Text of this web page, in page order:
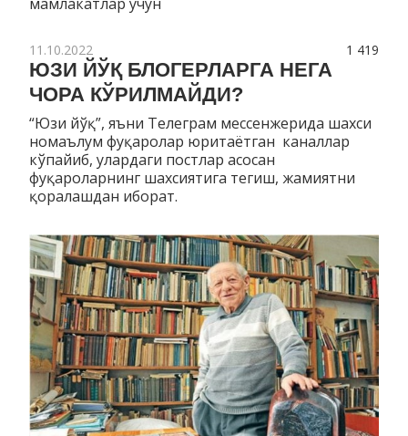
1 419
11.10.2022
ЮЗИ ЙЎҚ БЛОГЕРЛАРГА НЕГА
ЧОРА КЎРИЛМАЙДИ?
“Юзи йўқ”, яъни Телеграм мессенжерида шахси
номаълум фуқаролар юритаётган каналлар
кўпайиб, улардаги постлар асосан
фуқароларнинг шахсиятига тегиш, жамиятни
қоралашдан иборат.